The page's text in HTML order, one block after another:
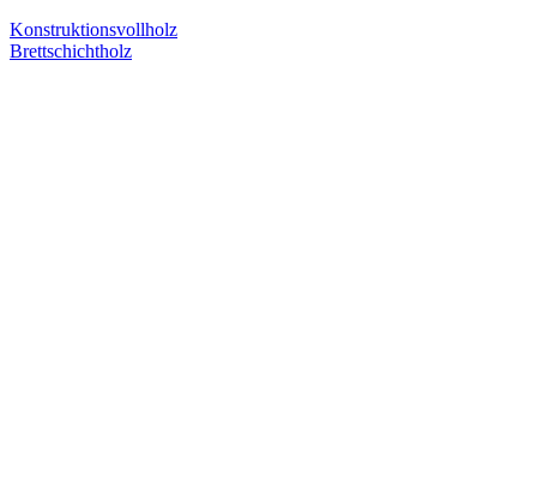
Konstruktionsvollholz
Brettschichtholz